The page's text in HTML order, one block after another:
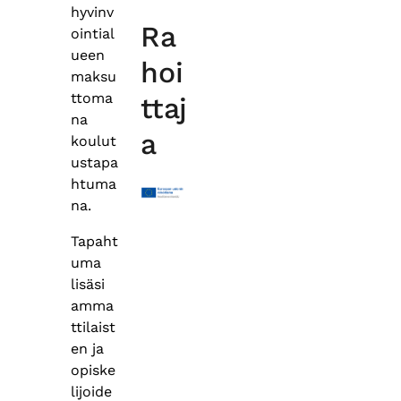
hyvinv
ointial
ueen
maksu
ttoma
na
koulut
ustapa
htuma
na.
Tapaht
uma
lisäsi
amma
ttilaist
en ja
opiske
lijoide
Ra
hoi
ttaj
a